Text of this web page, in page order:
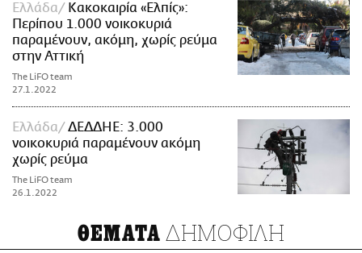
Ελλάδα
Κακοκαιρία «Ελπίς»:
Περίπου 1.000 νοικοκυριά
παραμένουν, ακόμη, χωρίς ρεύμα
στην Αττική
The LiFO team
27.1.2022
Ελλάδα
ΔΕΔΔΗΕ: 3.000
νοικοκυριά παραμένουν ακόμη
χωρίς ρεύμα
The LiFO team
26.1.2022
ΘΕΜΑΤΑ ΔΗΜΟΦΙΛΗ